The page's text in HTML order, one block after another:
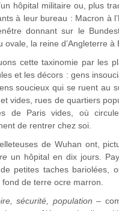
hôpital militaire ou, plus
à leur bureau : Macron à
donnant sur le
ovale, la reine d’Angleterre à
cette taxinomie par les
et les décors : gens
soucieux qui se ruent au
vides, rues de quartiers
de Paris vides, où
de rentrer chez soi.
de Wuhan ont,
un hôpital en dix jours.
petites taches bariolées,
de terre ocre marron.
sécurité, population –